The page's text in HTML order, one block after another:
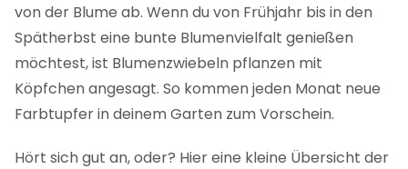
von der Blume ab. Wenn du von Frühjahr bis in den
Spätherbst eine bunte Blumenvielfalt genießen
möchtest, ist Blumenzwiebeln pflanzen mit
Köpfchen angesagt. So kommen jeden Monat neue
Farbtupfer in deinem Garten zum Vorschein.
Hört sich gut an, oder? Hier eine kleine Übersicht der